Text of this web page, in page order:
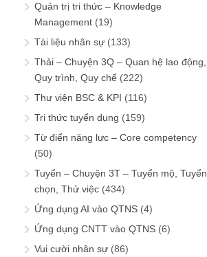
Quản trị tri thức – Knowledge
Management (19)
Tài liệu nhân sự (133)
Thải – Chuyện 3Q – Quan hệ lao động,
Quy trình, Quy chế (222)
Thư viện BSC & KPI (116)
Tri thức tuyển dụng (159)
Từ điển năng lực – Core competency
(50)
Tuyển – Chuyện 3T – Tuyển mộ, Tuyển
chọn, Thử việc (434)
Ứng dụng AI vào QTNS (4)
Ứng dụng CNTT vào QTNS (6)
Vui cười nhân sự (86)